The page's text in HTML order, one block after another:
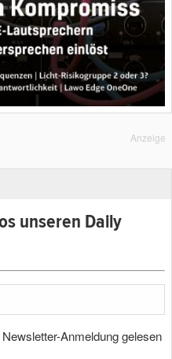
Anzeige
unseren Daily
Anmeldung gelesen